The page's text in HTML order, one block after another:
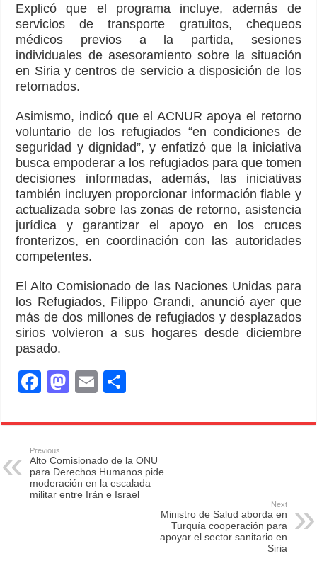
Explicó que el programa incluye, además de
servicios de transporte gratuitos, chequeos
médicos previos a la partida, sesiones
individuales de asesoramiento sobre la situación
en Siria y centros de servicio a disposición de los
retornados.
Asimismo, indicó que el ACNUR apoya el retorno
voluntario de los refugiados “en condiciones de
seguridad y dignidad”, y enfatizó que la iniciativa
busca empoderar a los refugiados para que tomen
decisiones informadas, además, las iniciativas
también incluyen proporcionar información fiable y
actualizada sobre las zonas de retorno, asistencia
jurídica y garantizar el apoyo en los cruces
fronterizos, en coordinación con las autoridades
competentes.
El Alto Comisionado de las Naciones Unidas para
los Refugiados, Filippo Grandi, anunció ayer que
más de dos millones de refugiados y desplazados
sirios volvieron a sus hogares desde diciembre
pasado.
F
c
e
b
o
M
st
d
o
E
ail ar
Previous
Alto Comisionado de la ONU
para Derechos Humanos pide
moderación en la escalada
militar entre Irán e Israel
Next
Ministro de Salud aborda en
Turquía cooperación para
apoyar el sector sanitario en
Siria